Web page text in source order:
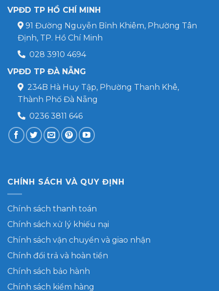
VPĐD TP HỒ CHÍ MINH
91 Đường Nguyễn Bỉnh Khiêm, Phường Tân
Định, TP. Hồ Chí Minh
028 3910 4694
VPĐD TP ĐÀ NẴNG
234B Hà Huy Tập, Phường Thanh Khê,
Thành Phố Đà Nẵng
0236 3811 646
CHÍNH SÁCH VÀ QUY ĐỊNH
Chính sách thanh toán
Chính sách xử lý khiếu nại
Chính sách vận chuyển và giao nhận
Chính đổi trả và hoàn tiền
Chính sách bảo hành
Chính sách kiểm hàng